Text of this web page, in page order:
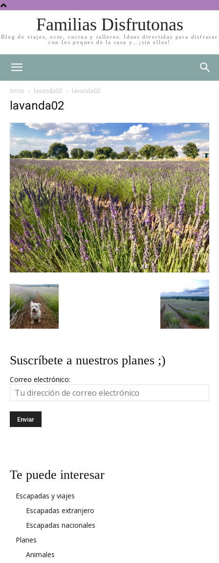
Familias Disfrutonas
Blog de viajes, ocio, cocina y talleres. Ideas divertidas para disfrutar
con los peques de la casa y…¡sin ellos!
Inicio lavanda02 lavanda02
lavanda02
Suscríbete a nuestros planes ;)
Correo electrónico:
Te puede interesar
Escapadas y viajes
Escapadas extranjero
Escapadas nacionales
Planes
Animales